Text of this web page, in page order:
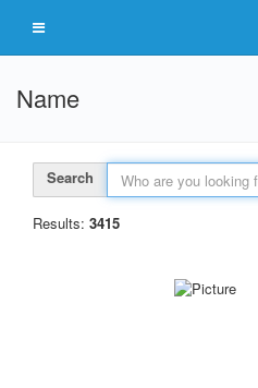
Name
Search
Results: 3415